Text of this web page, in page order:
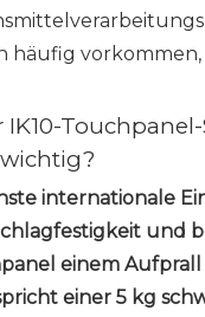
häufig
IK10-
internationale
und
einem
einer 5 kg